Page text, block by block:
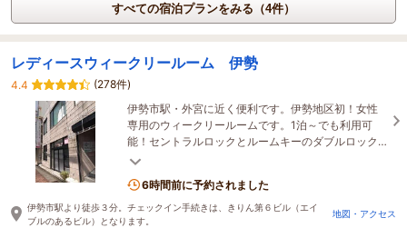
すべての宿泊プランをみる（4件）
レディースウィークリールーム 伊勢
4.4
(278件)
伊勢市駅・外宮に近く便利です。伊勢地区初！女性
専用のウィークリールームです。1泊～でも利用可
能！セントラルロックとルームキーのダブルロック
ですので、お一人様でもご安心してご宿泊いただけ
6時間前に予約されました
伊勢市駅より徒歩３分。チェックイン手続きは、きりん第６ビル（エイ
ブルのあるビル）となります。
地図・アクセス